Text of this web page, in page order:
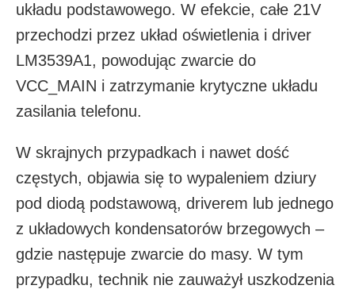
układu podstawowego. W efekcie, całe 21V
przechodzi przez układ oświetlenia i driver
LM3539A1, powodując zwarcie do
VCC_MAIN i zatrzymanie krytyczne układu
zasilania telefonu.
W skrajnych przypadkach i nawet dość
częstych, objawia się to wypaleniem dziury
pod diodą podstawową, driverem lub jednego
z układowych kondensatorów brzegowych –
gdzie następuje zwarcie do masy. W tym
przypadku, technik nie zauważył uszkodzenia